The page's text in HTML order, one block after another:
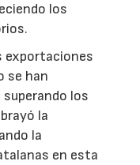
los
exportaciones
se han
superando los
la
la
en esta